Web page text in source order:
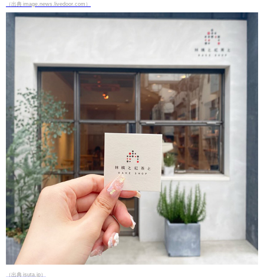
（出典 image.news.livedoor.com）
（出典 isuta.jp）